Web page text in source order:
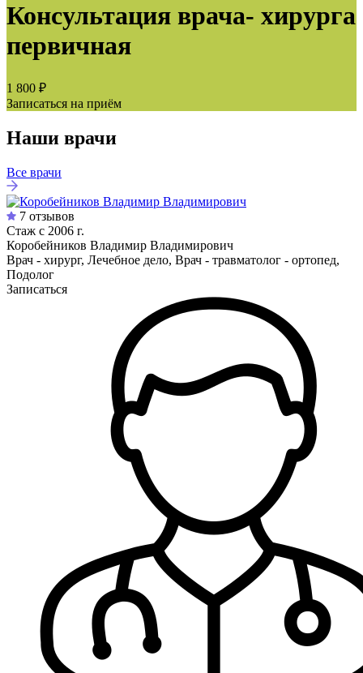
Консультация врача- хирурга
первичная
1 800 ₽
Записаться на приём
Наши врачи
Все врачи
7 отзывов
Стаж с 2006 г.
Коробейников Владимир Владимирович
Врач - хирург, Лечебное дело, Врач - травматолог - ортопед,
Подолог
Записаться